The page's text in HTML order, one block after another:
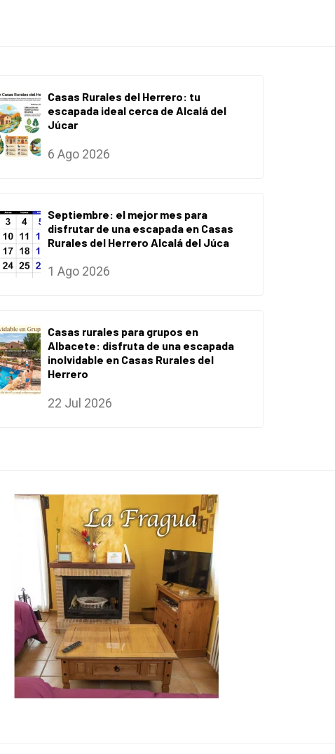
Casas Rurales del Herrero: tu
escapada ideal cerca de Alcalá del
Júcar
6 Ago 2026
Septiembre: el mejor mes para
disfrutar de una escapada en Casas
Rurales del Herrero Alcalá del Júca
1 Ago 2026
Casas rurales para grupos en
Albacete: disfruta de una escapada
inolvidable en Casas Rurales del
Herrero
22 Jul 2026